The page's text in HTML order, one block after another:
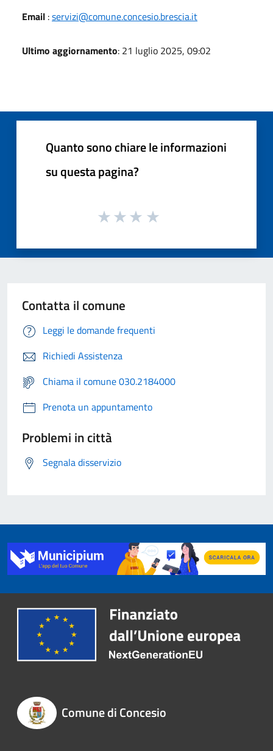
Email :servizi@comune.concesio.brescia.it
Ultimo aggiornamento: 21 luglio 2025, 09:02
Quanto sono chiare le informazioni
su questa pagina?
Contatta il comune
Leggi le domande frequenti
Richiedi Assistenza
Chiama il comune 030.2184000
Prenota un appuntamento
Problemi in città
Segnala disservizio
Comune di Concesio